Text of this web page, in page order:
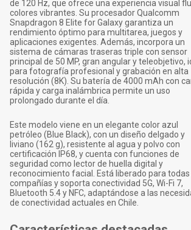
de 120 Hz, que ofrece una experiencia visual
colores vibrantes. Su procesador Qualcomm
Snapdragon 8 Elite for Galaxy garantiza un
rendimiento óptimo para multitarea, juegos y
aplicaciones exigentes. Además, incorpora un
sistema de cámaras traseras triple con sensor
principal de 50 MP, gran angular y teleobjetivo,
para fotografía profesional y grabación en alta
resolución (8K). Su batería de 4000 mAh con
rápida y carga inalámbrica permite un uso
prolongado durante el día.
Este modelo viene en un elegante color azul
petróleo (Blue Black), con un diseño delgado y
liviano (162 g), resistente al agua y polvo con
certificación IP68, y cuenta con funciones de
seguridad como lector de huella digital y
reconocimiento facial. Está liberado para todas
compañías y soporta conectividad 5G, Wi-Fi 7,
Bluetooth 5.4 y NFC, adaptándose a las
de conectividad actuales en Chile.